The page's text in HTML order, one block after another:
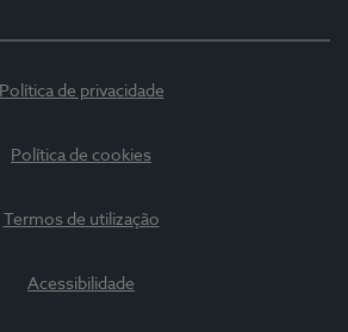
Política de privacidade
Política de cookies
Termos de utilização
Acessibilidade